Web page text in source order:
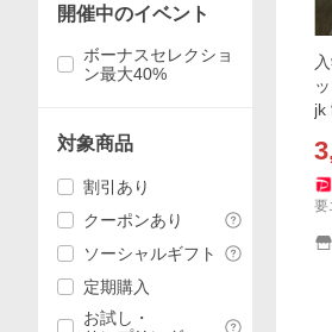
jk
要
開催中のイベント
ボーナスセレクショ
ン最大40%
対象商品
割引あり
クーポンあり
ソーシャルギフト
定期購入
お試し・